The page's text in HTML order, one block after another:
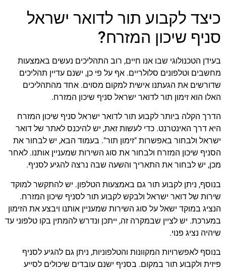
כיצד לקבוע תור לדואר ישראל
סניף שיכון המזרח?
בעידן הטכנולוגי שבו אנו חיים, רוב התהליכים נעשים באמצעות
מחשבים וטלפונים סלולריים. אף על פי כן, ישנם עדיין תהליכים
שדורשים את הגעתנו אישית למקום מסוים. אחד מהתהליכים
האלו הוא זימון תור לדואר ישראל סניף שיכון המזרח.
הדרך הקלה ביותר לקבוע תור לדואר ישראל סניף שיכון המזרח
היא דרך האינטרנט. כדי לעשות זאת, יש להיכנס לאתר של דואר
ישראל ולבחור באפשרות "זימון תור". בעמוד הבא, יש לבחור את
הסניף שיכון המזרח ולבחור את סוג השירות שמעניין אותנו. לאחר
מכן, יש לבחור את התאריך והשעה שבה נרצה להגיע לסניף.
בנוסף, ניתן לקבוע תור גם באמצעות הטלפון. יש להתקשר למוקד
שירות של דואר ישראל ולבקש לקבוע תור לסניף שיכון המזרח.
הנציג במוקד ישאל על סוג השירות שמעניין אותנו ויבצע את הזימון
במערכת. יש לציין שבמקרה זה, ייתכן ונדרש להמתין בקו טלפוני עד
שיהיה נציג פנוי.
בנוסף לאפשרויות המקוונות והטלפוניות, ניתן גם להגיע לסניף
פיזית ולקבוע תור במקום. בסניף ישנם עובדים שיכולים לסייע